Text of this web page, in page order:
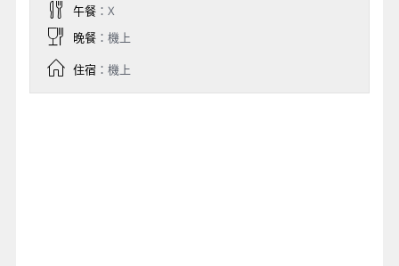
午餐：X
晚餐：機上
住宿：機上